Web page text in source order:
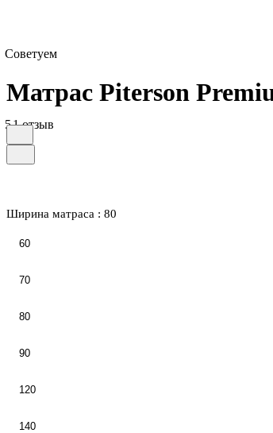
Советуем
Матрас Piterson
51 отзыв
Ширина матраса : 80
60
70
80
90
120
140